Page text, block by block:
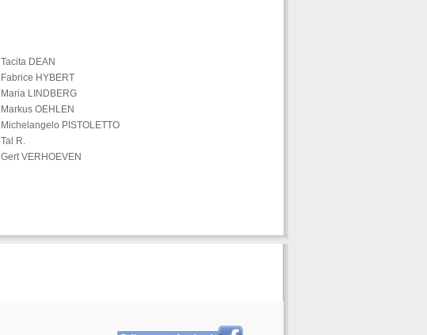
Tacita DEAN
Fabrice HYBERT
Maria LINDBERG
Markus OEHLEN
Michelangelo PISTOLETTO
Tal R.
Gert VERHOEVEN